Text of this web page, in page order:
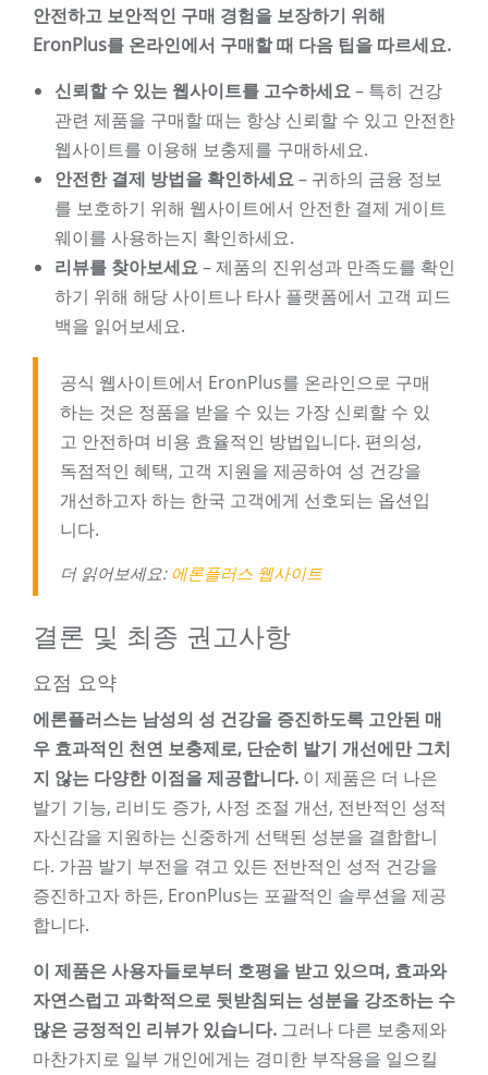
안전하고 보안적인 구매 경험을 보장하기 위해
EronPlus를 온라인에서 구매할 때 다음 팁을 따르세요.
신뢰할 수 있는 웹사이트를 고수하세요– 특히 건강
관련 제품을 구매할 때는 항상 신뢰할 수 있고 안전한
웹사이트를 이용해 보충제를 구매하세요.
안전한 결제 방법을 확인하세요– 귀하의 금융 정보
를 보호하기 위해 웹사이트에서 안전한 결제 게이트
웨이를 사용하는지 확인하세요.
리뷰를 찾아보세요– 제품의 진위성과 만족도를 확인
하기 위해 해당 사이트나 타사 플랫폼에서 고객 피드
백을 읽어보세요.
공식 웹사이트에서 EronPlus를 온라인으로 구매
하는 것은 정품을 받을 수 있는 가장 신뢰할 수 있
고 안전하며 비용 효율적인 방법입니다. 편의성,
독점적인 혜택, 고객 지원을 제공하여 성 건강을
개선하고자 하는 한국 고객에게 선호되는 옵션입
니다.
더 읽어보세요: 에론플러스 웹사이트
결론 및 최종 권고사항
요점 요약
에론플러스는 남성의 성 건강을 증진하도록 고안된 매
우 효과적인 천연 보충제로, 단순히 발기 개선에만 그치
지 않는 다양한 이점을 제공합니다. 이 제품은 더 나은
발기 기능, 리비도 증가, 사정 조절 개선, 전반적인 성적
자신감을 지원하는 신중하게 선택된 성분을 결합합니
다. 가끔 발기 부전을 겪고 있든 전반적인 성적 건강을
증진하고자 하든, EronPlus는 포괄적인 솔루션을 제공
합니다.
이 제품은 사용자들로부터 호평을 받고 있으며, 효과와
자연스럽고 과학적으로 뒷받침되는 성분을 강조하는 수
많은 긍정적인 리뷰가 있습니다. 그러나 다른 보충제와
마찬가지로 일부 개인에게는 경미한 부작용을 일으킬